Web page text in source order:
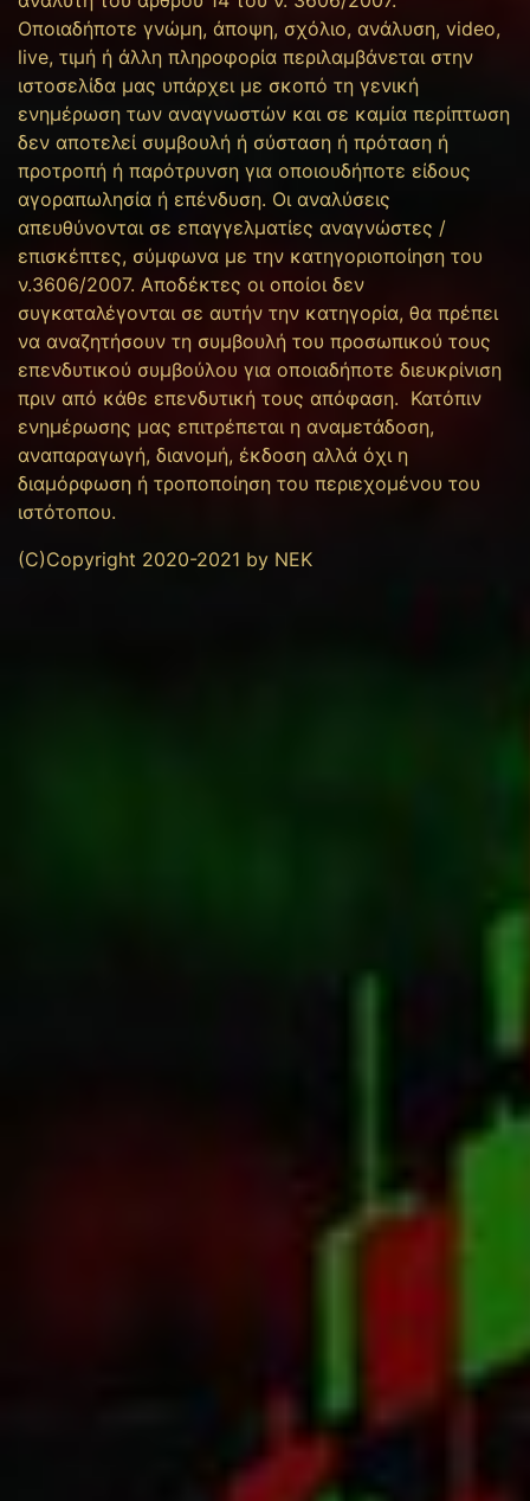
Οποιαδήποτε γνώμη, άποψη, σχόλιο, ανάλυση, video,
live, τιμή ή άλλη πληροφορία περιλαμβάνεται στην
ιστοσελίδα μας υπάρχει με σκοπό τη γενική
ενημέρωση των αναγνωστών και σε καμία περίπτωση
δεν αποτελεί συμβουλή ή σύσταση ή πρόταση ή
προτροπή ή παρότρυνση για οποιουδήποτε είδους
αγοραπωλησία ή επένδυση. Οι αναλύσεις
απευθύνονται σε επαγγελματίες αναγνώστες /
επισκέπτες, σύμφωνα με την κατηγοριοποίηση του
ν.3606/2007. Αποδέκτες οι οποίοι δεν
συγκαταλέγονται σε αυτήν την κατηγορία, θα πρέπει
να αναζητήσουν τη συμβουλή του προσωπικού τους
επενδυτικού συμβούλου για οποιαδήποτε διευκρίνιση
πριν από κάθε επενδυτική τους απόφαση. Κατόπιν
ενημέρωσης μας επιτρέπεται η αναμετάδοση,
αναπαραγωγή, διανομή, έκδοση αλλά όχι η
διαμόρφωση ή τροποποίηση του περιεχομένου του
ιστότοπου.
(C)Copyright 2020-2021 by NEK